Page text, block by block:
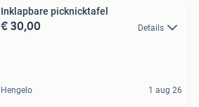
Inklapbare picknicktafel
€ 30,00 Details
Hengelo 1 aug 26